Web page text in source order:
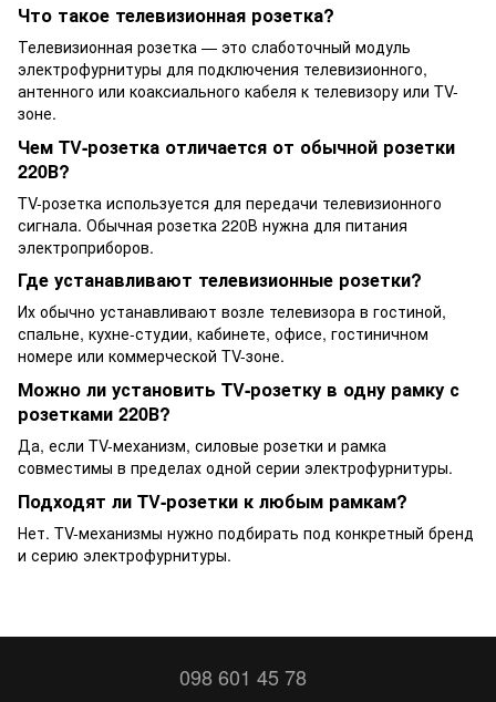
Что такое телевизионная розетка?
Телевизионная розетка — это слаботочный модуль
электрофурнитуры для подключения телевизионного,
антенного или коаксиального кабеля к телевизору или TV-
зоне.
Чем TV-розетка отличается от обычной розетки
220В?
TV-розетка используется для передачи телевизионного
сигнала. Обычная розетка 220В нужна для питания
электроприборов.
Где устанавливают телевизионные розетки?
Их обычно устанавливают возле телевизора в гостиной,
спальне, кухне-студии, кабинете, офисе, гостиничном
номере или коммерческой TV-зоне.
Можно ли установить TV-розетку в одну рамку с
розетками 220В?
Да, если TV-механизм, силовые розетки и рамка
совместимы в пределах одной серии электрофурнитуры.
Подходят ли TV-розетки к любым рамкам?
Нет. TV-механизмы нужно подбирать под конкретный бренд
и серию электрофурнитуры.
098 601 45 78